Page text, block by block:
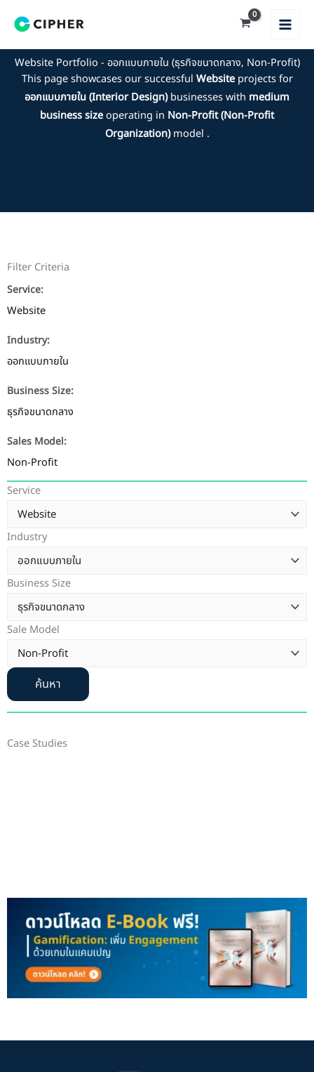
Website Portfolio - ออกแบบภายใน (ธุรกิจขนาดกลาง, Non-Profit)
This page showcases our successful Websiteprojects for
ออกแบบภายใน (Interior Design)businesses with medium
business sizeoperating in Non-Profit (Non-Profit
Organization)model .
Filter Criteria
Service:
Website
Industry:
ออกแบบภายใน
Business Size:
ธุรกิจขนาดกลาง
Sales Model:
Non-Profit
Service
Industry
Business Size
Sale Model
ค้นหา
Case Studies